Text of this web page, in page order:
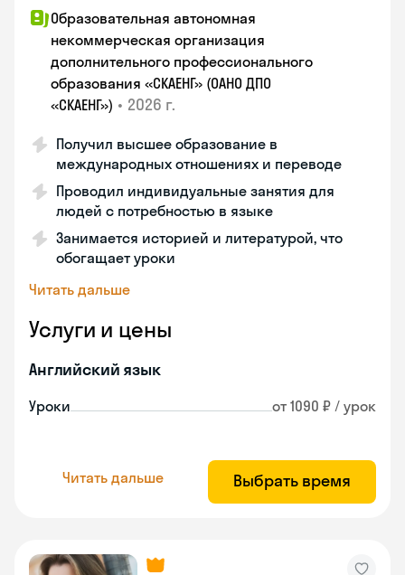
Образовательная автономная
некоммерческая организация
дополнительного профессионального
образования «СКАЕНГ» (ОАНО ДПО
«СКАЕНГ») • 2026 г.
Получил высшее образование в
международных отношениях и переводе
Проводил индивидуальные занятия для
людей с потребностью в языке
Занимается историей и литературой, что
обогащает уроки
Читать дальше
Услуги и цены
Английский язык
Уроки от 1090 ₽ / урок
Читать дальше Выбрать время